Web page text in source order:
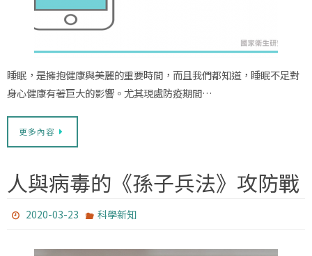
睡眠，是擁抱健康與美麗的重要時間，而且我們都知道，睡眠不足對
身心健康有著巨大的影響。尤其現處防疫期間…
更多內容
人與病毒的《孫子兵法》攻防戰
2020-03-23 科學新知